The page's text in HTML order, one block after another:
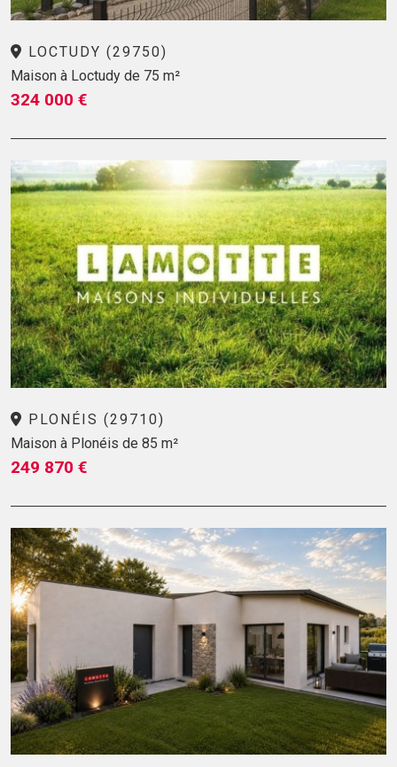
LOCTUDY (29750)
Maison à Loctudy de 75 m²
324 000 €
PLONÉIS (29710)
Maison à Plonéis de 85 m²
249 870 €